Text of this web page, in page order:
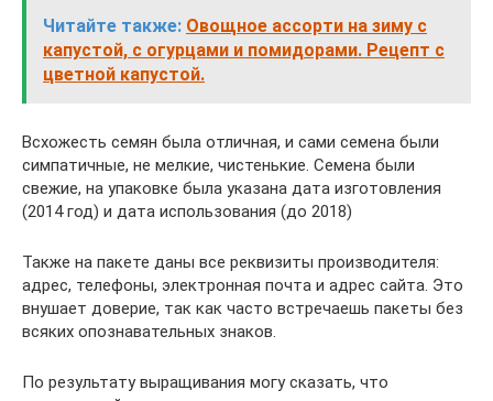
Читайте также: Овощное ассорти на зиму с
капустой, с огурцами и помидорами. Рецепт с
цветной капустой.
Всхожесть семян была отличная, и сами семена были
симпатичные, не мелкие, чистенькие. Семена были
свежие, на упаковке была указана дата изготовления
(2014 год) и дата использования (до 2018)
Также на пакете даны все реквизиты производителя:
адрес, телефоны, электронная почта и адрес сайта. Это
внушает доверие, так как часто встречаешь пакеты без
всяких опознавательных знаков.
По результату выращивания могу сказать, что